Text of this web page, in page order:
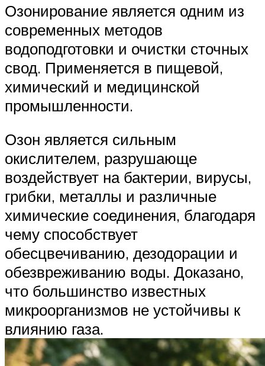
Озонирование является одним из
современных методов
водоподготовки и очистки сточных
свод. Применяется в пищевой,
химический и медицинской
промышленности.
Озон является сильным
окислителем, разрушающе
воздействует на бактерии, вирусы,
грибки, металлы и различные
химические соединения, благодаря
чему способствует
обесцвечиванию, дезодорации и
обезвреживанию воды. Доказано,
что большинство известных
микроорганизмов не устойчивы к
влиянию газа.